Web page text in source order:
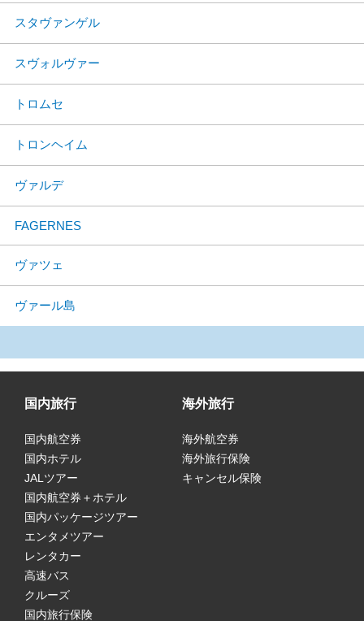
スタヴァンゲル
スヴォルヴァー
トロムセ
トロンヘイム
ヴァルデ
FAGERNES
ヴァツェ
ヴァール島
国内旅行
国内航空券
国内ホテル
JALツアー
国内航空券＋ホテル
国内パッケージツアー
エンタメツアー
レンタカー
高速バス
クルーズ
国内旅行保険
海外旅行
海外航空券
海外旅行保険
キャンセル保険